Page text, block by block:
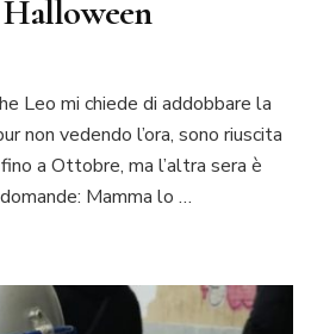
Leo mi chiede di addobbare la
non vedendo l’ora, sono riuscita
a Ottobre, ma l’altra sera è
Mamma lo …